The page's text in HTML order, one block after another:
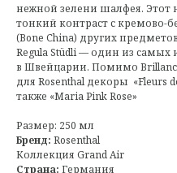
нежной зелени шалфея. Этот
тонкий контраст с
(Bone China) других
Regula Stüdli — один из самых
в Швейцарии. Помимо
для Rosenthal декоры «Fleurs
также «Maria Pink Rose»
Размер: 250 мл
Бренд: Rosenthal
Коллекция Grand Air
Страна: Германия